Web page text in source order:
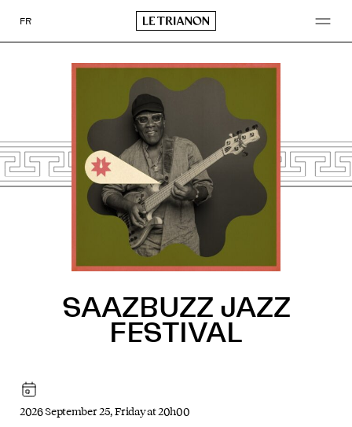
toFR
SAAZBUZZ JAZZ
FESTIVAL
2026 September 25, Friday at 20h00